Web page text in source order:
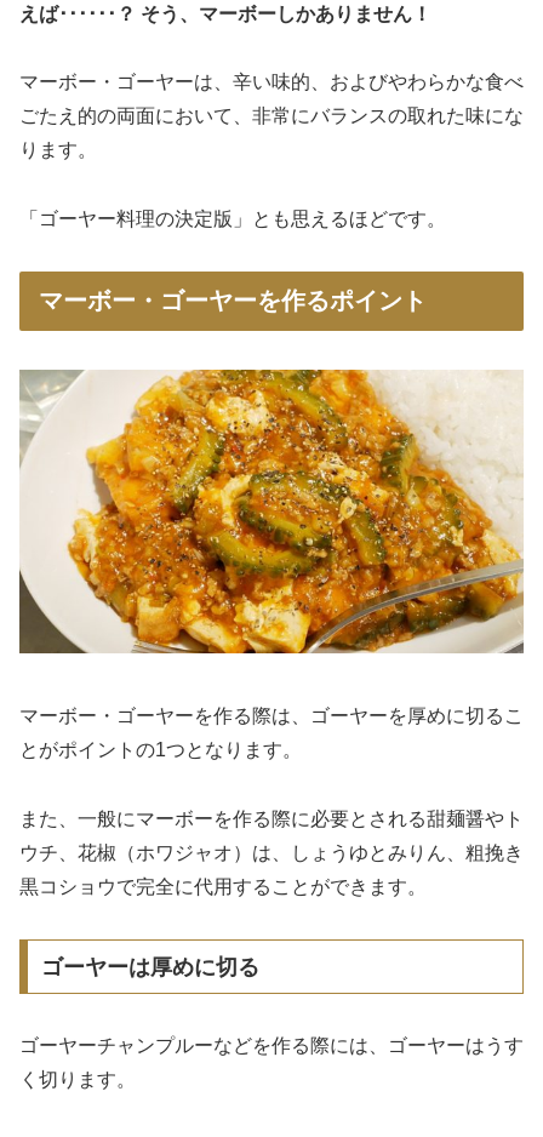
えば･･････？ そう、マーボーしかありません！
マーボー・ゴーヤーは、辛い味的、およびやわらかな食べ
ごたえ的の両面において、非常にバランスの取れた味にな
ります。
「ゴーヤー料理の決定版」とも思えるほどです。
マーボー・ゴーヤーを作るポイント
マーボー・ゴーヤーを作る際は、ゴーヤーを厚めに切るこ
とがポイントの1つとなります。
また、一般にマーボーを作る際に必要とされる甜麺醤やト
ウチ、花椒（ホワジャオ）は、しょうゆとみりん、粗挽き
黒コショウで完全に代用することができます。
ゴーヤーは厚めに切る
ゴーヤーチャンプルーなどを作る際には、ゴーヤーはうす
く切ります。